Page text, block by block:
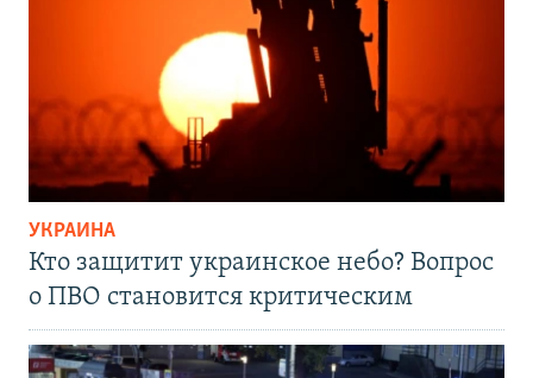
УКРАИНА
Кто защитит украинское небо? Вопрос
о ПВО становится критическим